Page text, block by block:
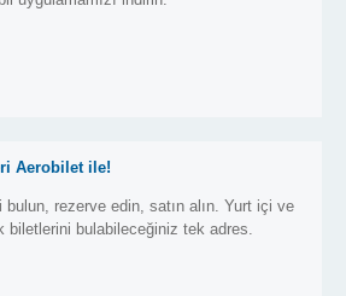
Aerobilet ile!
rezerve edin, satın alın. Yurt içi ve
biletlerini bulabileceğiniz tek adres.